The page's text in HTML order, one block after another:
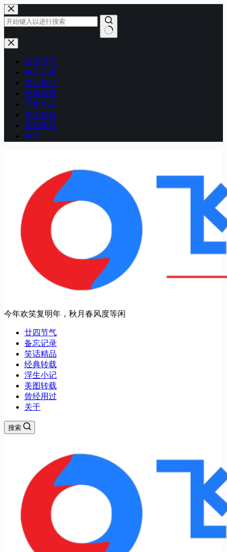
跳
至
内
容
无
廿四节气
备忘记录
笑话精品
经典转载
浮生小记
美图转载
曾经用过
关于
今年欢笑复明年，秋月春风度等闲
廿四节气
备忘记录
笑话精品
经典转载
浮生小记
美图转载
曾经用过
关于
搜索